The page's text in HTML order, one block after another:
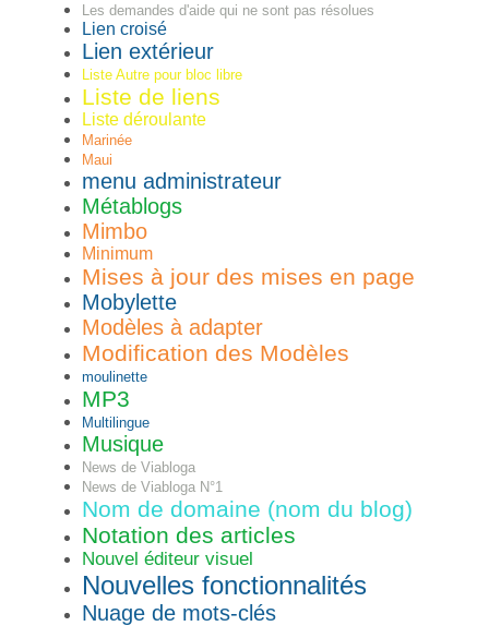
Les demandes d'aide qui ne sont pas résolues
Lien croisé
Lien extérieur
Liste Autre pour bloc libre
Liste de liens
Liste déroulante
Marinée
Maui
menu administrateur
Métablogs
Mimbo
Minimum
Mises à jour des mises en page
Mobylette
Modèles à adapter
Modification des Modèles
moulinette
MP3
Multilingue
Musique
News de Viabloga
News de Viabloga N°1
Nom de domaine (nom du blog)
Notation des articles
Nouvel éditeur visuel
Nouvelles fonctionnalités
Nuage de mots-clés